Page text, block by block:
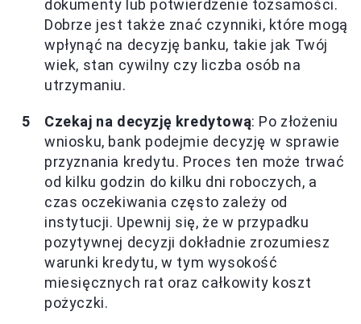
dokumenty lub potwierdzenie tożsamości.
Dobrze jest także znać czynniki, które mogą
wpłynąć na decyzję banku, takie jak Twój
wiek, stan cywilny czy liczba osób na
utrzymaniu.
Czekaj na decyzję kredytową: Po złożeniu
wniosku, bank podejmie decyzję w sprawie
przyznania kredytu. Proces ten może trwać
od kilku godzin do kilku dni roboczych, a
czas oczekiwania często zależy od
instytucji. Upewnij się, że w przypadku
pozytywnej decyzji dokładnie zrozumiesz
warunki kredytu, w tym wysokość
miesięcznych rat oraz całkowity koszt
pożyczki.